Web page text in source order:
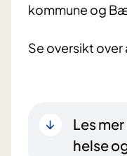
kommune og
Les
helse